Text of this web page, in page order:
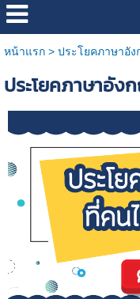
หน้าแรก> ประโยคภาษาอั
ประโยคภาษาอัง